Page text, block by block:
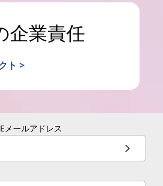
企業責任
ト >
メールアドレス